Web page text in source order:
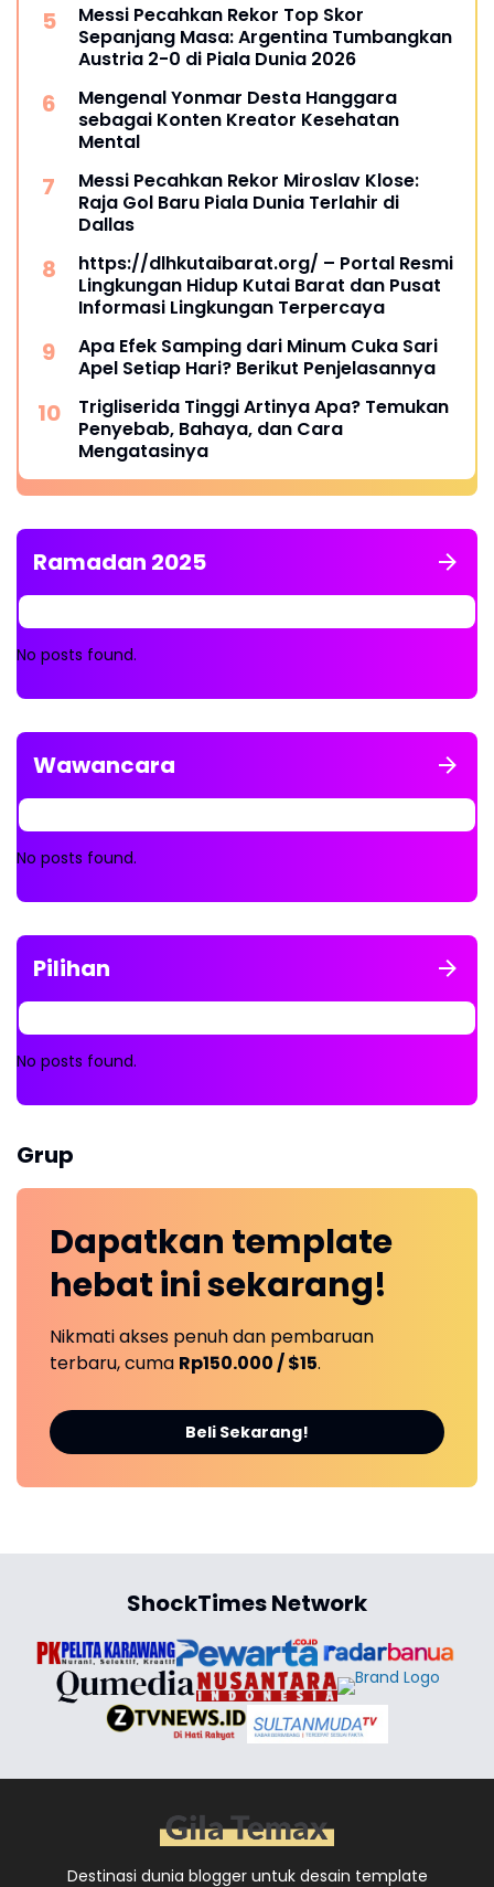
Messi Pecahkan Rekor Top Skor
Sepanjang Masa: Argentina Tumbangkan
Austria 2-0 di Piala Dunia 2026
Mengenal Yonmar Desta Hanggara
sebagai Konten Kreator Kesehatan
Mental
Messi Pecahkan Rekor Miroslav Klose:
Raja Gol Baru Piala Dunia Terlahir di
Dallas
https://dlhkutaibarat.org/ – Portal Resmi
Lingkungan Hidup Kutai Barat dan Pusat
Informasi Lingkungan Terpercaya
Apa Efek Samping dari Minum Cuka Sari
Apel Setiap Hari? Berikut Penjelasannya
Trigliserida Tinggi Artinya Apa? Temukan
Penyebab, Bahaya, dan Cara
Mengatasinya
Ramadan 2025
No posts found.
Wawancara
No posts found.
Pilihan
No posts found.
Grup
Dapatkan template
hebat inisekarang!
Nikmati akses penuh dan pembaruan
terbaru, cuma Rp150.000 / $15.
Beli Sekarang!
ShockTimes Network
Destinasi dunia blogger untuk desain template